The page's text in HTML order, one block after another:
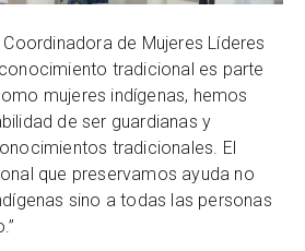
de Mujeres Líderes
tradicional es parte
mujeres indígenas, hemos
de ser guardianas y
tradicionales. El
que preservamos ayuda no
sino a todas las personas